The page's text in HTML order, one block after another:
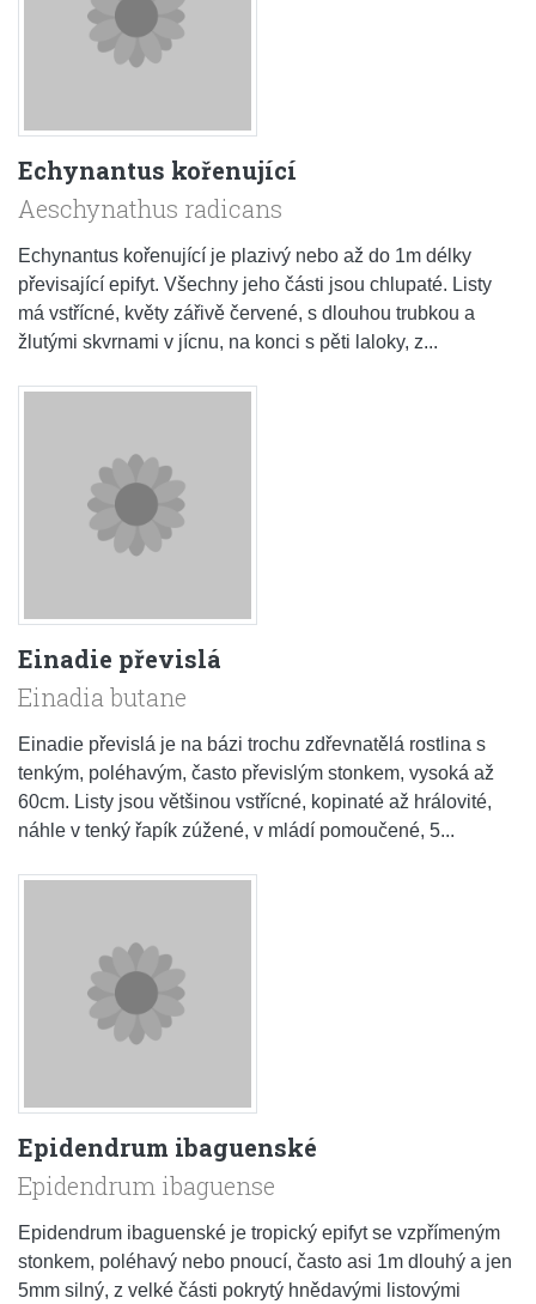
Echynantus kořenující
Aeschynathus radicans
Echynantus kořenující je plazivý nebo až do 1m délky
převisající epifyt. Všechny jeho části jsou chlupaté. Listy
má vstřícné, květy zářivě červené, s dlouhou trubkou a
žlutými skvrnami v jícnu, na konci s pěti laloky, z...
Einadie převislá
Einadia butane
Einadie převislá je na bázi trochu zdřevnatělá rostlina s
tenkým, poléhavým, často převislým stonkem, vysoká až
60cm. Listy jsou většinou vstřícné, kopinaté až hrálovité,
náhle v tenký řapík zúžené, v mládí pomoučené, 5...
Epidendrum ibaguenské
Epidendrum ibaguense
Epidendrum ibaguenské je tropický epifyt se vzpřímeným
stonkem, poléhavý nebo pnoucí, často asi 1m dlouhý a jen
5mm silný, z velké části pokrytý hnědavými listovými